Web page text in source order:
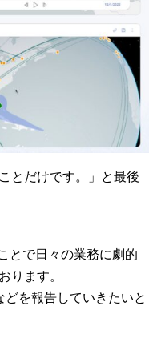
とだけです。」と最後
とで日々の業務に劇的
ります。
を報告していきたいと